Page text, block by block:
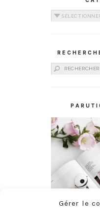
Gérer le
Catégories
Rechercher :